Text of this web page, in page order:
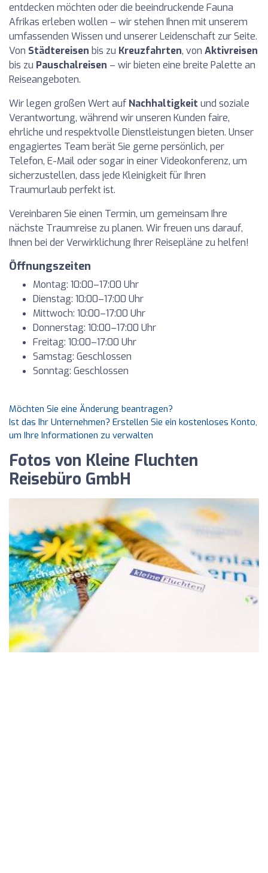
entdecken möchten oder die beeindruckende Fauna
Afrikas erleben wollen – wir stehen Ihnen mit unserem
umfassenden Wissen und unserer Leidenschaft zur Seite.
Von Städtereisen bis zu Kreuzfahrten, von Aktivreisen
bis zu Pauschalreisen – wir bieten eine breite Palette an
Reiseangeboten.
Wir legen großen Wert auf Nachhaltigkeit und soziale
Verantwortung, während wir unseren Kunden faire,
ehrliche und respektvolle Dienstleistungen bieten. Unser
engagiertes Team berät Sie gerne persönlich, per
Telefon, E-Mail oder sogar in einer Videokonferenz, um
sicherzustellen, dass jede Kleinigkeit für Ihren
Traumurlaub perfekt ist.
Vereinbaren Sie einen Termin, um gemeinsam Ihre
nächste Traumreise zu planen. Wir freuen uns darauf,
Ihnen bei der Verwirklichung Ihrer Reisepläne zu helfen!
Öffnungszeiten
Montag: 10:00–17:00 Uhr
Dienstag: 10:00–17:00 Uhr
Mittwoch: 10:00–17:00 Uhr
Donnerstag: 10:00–17:00 Uhr
Freitag: 10:00–17:00 Uhr
Samstag: Geschlossen
Sonntag: Geschlossen
Möchten Sie eine Änderung beantragen?
Ist das Ihr Unternehmen? Erstellen Sie ein kostenloses Konto,
um Ihre Informationen zu verwalten
Fotos von Kleine Fluchten
Reisebüro GmbH